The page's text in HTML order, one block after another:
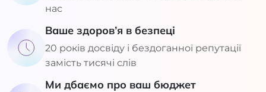
нас
Ваше здоров’я в безпеці
20 років досвіду і бездоганної репутації
замість тисячі слів
Ми дбаємо про ваш бюджет